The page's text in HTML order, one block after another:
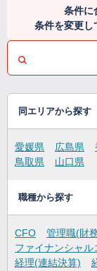
条件に
条件を変更し
同エリアから探す
愛媛県 広島県
鳥取県
山口県
職種から探す
CFO
管理職(財
ファイナンシャル
経理(連結決算)